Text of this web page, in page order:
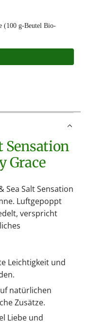
(100 g-Beutel Bio-
Grace
Sea Salt Sensation
Luftgepoppt
verspricht
Leichtigkeit und
natürlichen
Zusätze.
Liebe und